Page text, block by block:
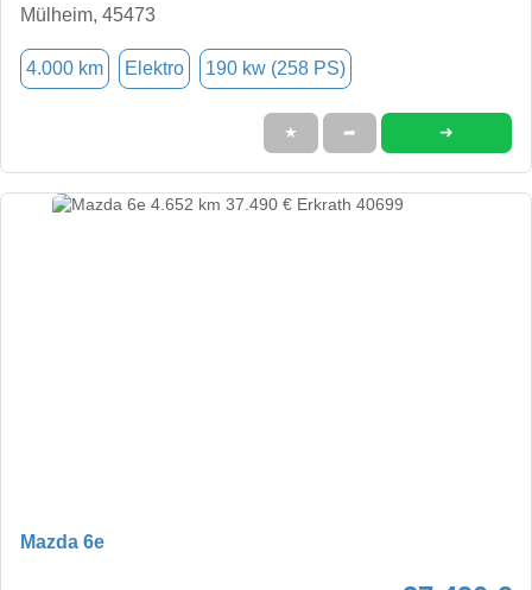
Mülheim, 45473
4.000 km Elektro 190 kw (258 PS)
★ ➦ ➜
Mazda 6e